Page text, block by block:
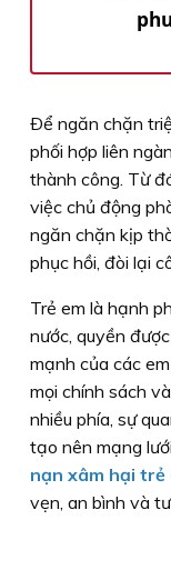
Ðể ngăn chặn
phối hợp liên
thành công. Từ
việc chủ động
ngăn chặn kịp
phục hồi, đòi lại
Trẻ em là hạnh
nước, quyền
mạnh của các
mọi chính sách
nhiều phía, sự
tạo nên mạng
nạn xâm hại trẻ
vẹn, an bình và